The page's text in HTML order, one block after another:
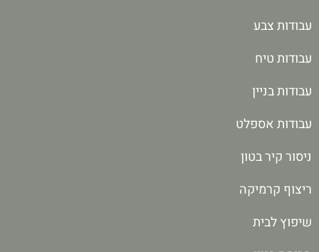
עבודות צבע
עבודות טיח
עבודות בניין
עבודות אספלט
ניסור קיר בטון
ריצוף קרמיקה
שיפוץ לבית